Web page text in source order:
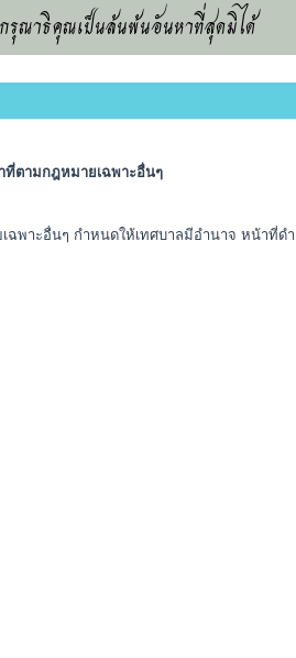
รุณาธิคุณเป็นล้นพ้นอันหาที่สุดมิได้
ที่ตามกฎหมายเฉพาะอื่นๆ
ๆ กำหนดให้เทศบาลมีอำนาจ หน้าที่ดำเ